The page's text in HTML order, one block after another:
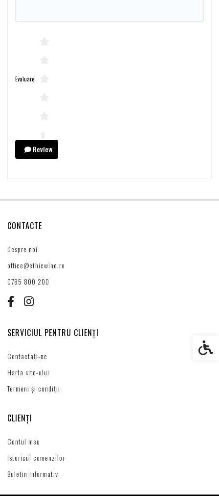
Evaluare:
Review
CONTACTE
Despre noi
office@ethicwine.ro
0785 800 200
SERVICIUL PENTRU CLIENȚI
Contactați-ne
Harta site-ului
Termeni și condiții
CLIENȚI
Contul meu
Istoricul comenzilor
Buletin informativ
Setări